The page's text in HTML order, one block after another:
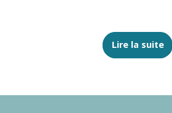
Lire la suite